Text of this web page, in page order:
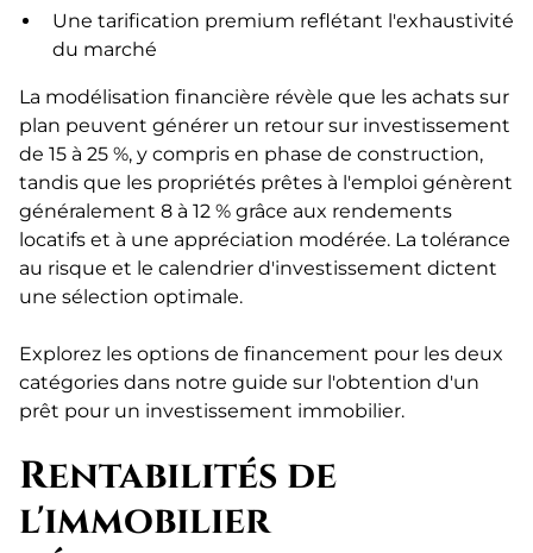
Une tarification premium reflétant l'exhaustivité
du marché
La modélisation financière révèle que les achats sur
plan peuvent générer un retour sur investissement
de 15 à 25 %, y compris en phase de construction,
tandis que les propriétés prêtes à l'emploi génèrent
généralement 8 à 12 % grâce aux rendements
locatifs et à une appréciation modérée. La tolérance
au risque et le calendrier d'investissement dictent
une sélection optimale.
Explorez les options de financement pour les deux
catégories dans notre guide sur l'obtention d'un
prêt pour un investissement immobilier.
Rentabilités de
l'immobilier